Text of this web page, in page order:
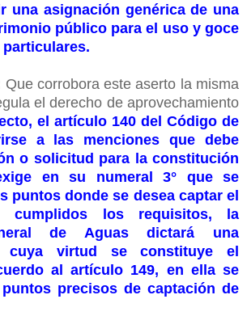
una asignación genérica de una
público para el uso y goce
Que corrobora este aserto la misma
el derecho de aprovechamiento
el artículo 140 del Código de
a las menciones que debe
o solicitud para la constitución
en su numeral 3° que se
puntos donde se desea captar el
cumplidos los requisitos, la
de Aguas dictará una
cuya virtud se constituye el
al artículo 149, en ella se
precisos de captación de